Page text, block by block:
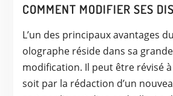
COMMENT MODIFIER SES
L’un des principaux avantages
olographe réside dans sa
modification. Il peut être révisé
soit par la rédaction d’un